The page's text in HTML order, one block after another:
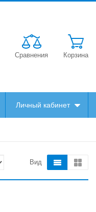
Сравнения Корзина
Личный кабинет
Вид